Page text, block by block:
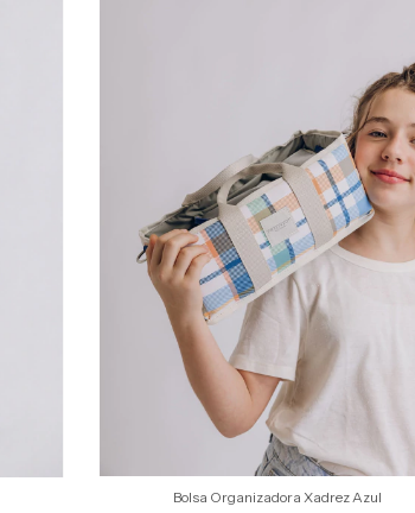
Bolsa Organizadora Xadrez Azul